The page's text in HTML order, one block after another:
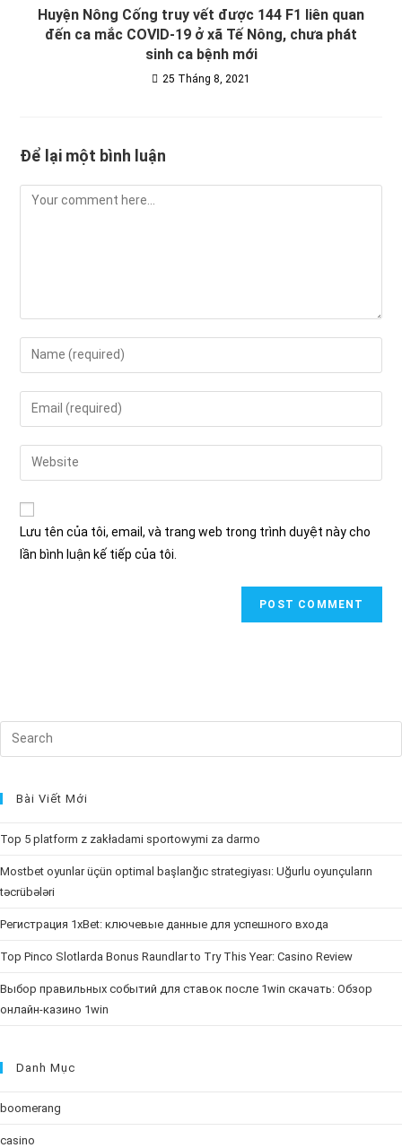
Huyện Nông Cống truy vết được 144 F1 liên quan
đến ca mắc COVID-19 ở xã Tế Nông, chưa phát
sinh ca bệnh mới
25 Tháng 8, 2021
Để lại một bình luận
Comment
Enter
your
name
to
comment
Enter
your
email
address
comment
Enter
your
website
Lưu tên của tôi, email, và trang web trong trình duyệt này cho
lần bình luận kế tiếp của tôi.
Search
this
Bài Viết Mới
Top 5 platform z zakładami sportowymi za darmo
Mostbet oyunlar üçün optimal başlanğıc strategiyası: Uğurlu oyunçuların
təcrübələri
Регистрация 1xBet: ключевые данные для успешного входа
Top Pinco Slotlarda Bonus Raundlar to Try This Year: Casino Review
Выбор правильных событий для ставок после 1win скачать: Обзор
онлайн-казино 1win
Danh Mục
boomerang
casino